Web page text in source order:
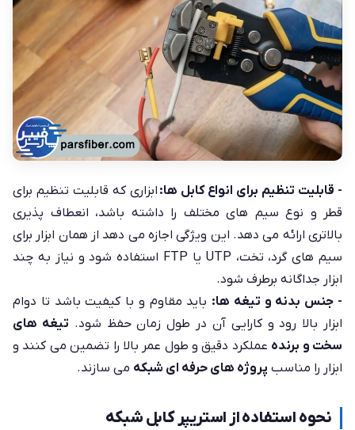
- قابلیت تنظیم برای انواع کابل ها: ابزاری که قابلیت تنظیم برای
قطر و نوع سیم های مختلف را داشته باشد، انعطاف پذیری
بالاتری ارائه می دهد. این ویژگی اجازه می دهد از همان ابزار برای
سیم های گرد، تخت، UTP یا FTP استفاده شود و نیاز به چند
ابزار جداگانه برطرف شود.
- جنس بدنه و تیغه ها: باید مقاوم و با کیفیت باشد تا دوام
ابزار بالا رود و کارایی آن در طول زمان حفظ شود. تیغه های
سخت و برنده عملکرد دقیق و طول عمر بالا را تضمین می کنند و
ابزار را مناسب پروژه های حرفه ای شبکه می سازند.
نحوه استفاده از استریپر کابل شبکه